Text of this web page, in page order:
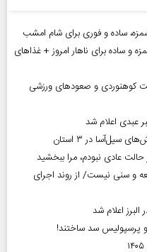
۲۰ پیشنهاد خوشمزه و ساده برای ناهار امروز + غذاهای
کوهنوردی و صعودهای ورزشی
عبدی اعلام شد
حالت عادی نبودم، مرا ببخشید
و سنی نیست/ از روند اجرای
اعلام شد
و پرسپولیس سد ساختند!